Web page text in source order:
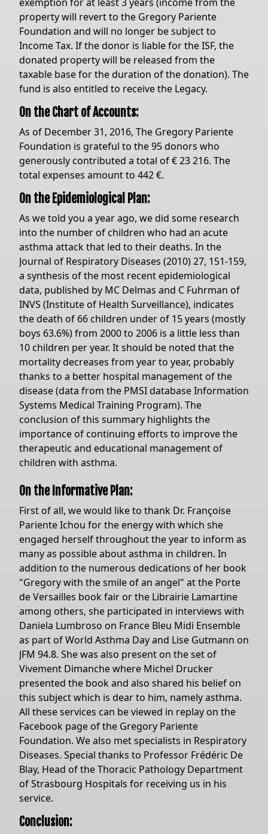
property will revert to the Gregory Pariente
Foundation and will no longer be subject to
Income Tax. If the donor is liable for the ISF, the
donated property will be released from the
taxable base for the duration of the donation). The
fund is also entitled to receive the Legacy.
On the Chart of Accounts:
As of December 31, 2016, The Gregory Pariente
Foundation is grateful to the 95 donors who
generously contributed a total of € 23 216. The
total expenses amount to 442 €.
On the Epidemiological Plan:
As we told you a year ago, we did some research
into the number of children who had an acute
asthma attack that led to their deaths. In the
Journal of Respiratory Diseases (2010) 27, 151-159,
a synthesis of the most recent epidemiological
data, published by MC Delmas and C Fuhrman of
INVS (Institute of Health Surveillance), indicates
the death of 66 children under of 15 years (mostly
boys 63.6%) from 2000 to 2006 is a little less than
10 children per year. It should be noted that the
mortality decreases from year to year, probably
thanks to a better hospital management of the
disease (data from the PMSI database Information
Systems Medical Training Program). The
conclusion of this summary highlights the
importance of continuing efforts to improve the
therapeutic and educational management of
children with asthma.
On the Informative Plan:
First of all, we would like to thank Dr. Françoise
Pariente Ichou for the energy with which she
engaged herself throughout the year to inform as
many as possible about asthma in children. In
addition to the numerous dedications of her book
"Gregory with the smile of an angel" at the Porte
de Versailles book fair or the Librairie Lamartine
among others, she participated in interviews with
Daniela Lumbroso on France Bleu Midi Ensemble
as part of World Asthma Day and Lise Gutmann on
JFM 94.8. She was also present on the set of
Vivement Dimanche where Michel Drucker
presented the book and also shared his belief on
this subject which is dear to him, namely asthma.
All these services can be viewed in replay on the
Facebook page of the Gregory Pariente
Foundation. We also met specialists in Respiratory
Diseases. Special thanks to Professor Frédéric De
Blay, Head of the Thoracic Pathology Department
of Strasbourg Hospitals for receiving us in his
service.
Conclusion: